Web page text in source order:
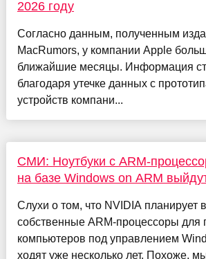
2026 году
Согласно данным, полученным
MacRumors, у компании Apple
ближайшие месяцы. Информация
благодаря утечке данных с
устройств компани...
СМИ: Ноутбуки с ARM-
на базе Windows on ARM
Слухи о том, что NVIDIA планирует
собственные ARM-процессоры для
компьютеров под управлением
ходят уже несколько лет. Похоже,